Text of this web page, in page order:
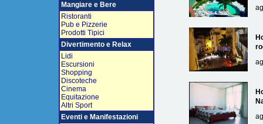
Mangiare e Bere
Ristoranti
Pub e Pizzerie
Prodotti Tipici
Divertimento e Relax
Lidi
Escursioni
Shopping
Discoteche
Cinema
Equitazione
Altri Sport
Eventi e Manifestazioni